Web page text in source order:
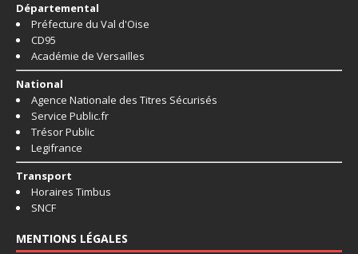
Départemental
Préfecture du Val d'Oise
CD95
Académie de Versailles
National
Agence Nationale des Titres Sécurisés
Service Public.fr
Trésor Public
Legifrance
Transport
Horaires Timbus
SNCF
MENTIONS LÉGALES